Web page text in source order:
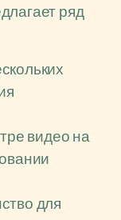
ряд
видео на
для